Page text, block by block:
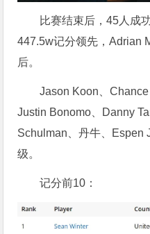
比赛结束后，45人成
447.5w记分领先，Adrian
后。
Jason Koon、
Justin Bonomo、Danny
Schulman、丹牛、Espen
级。
记分前10：